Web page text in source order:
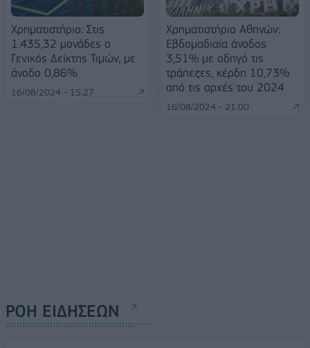
Χρηματιστήριο: Στις
1.435,32 μονάδες ο
Γενικός Δείκτης Τιμών, με
άνοδο 0,86%
16/08/2024 - 15:27
Χρηματιστήριο Αθηνών:
Εβδομαδιαία άνοδος
3,51% με οδηγό τις
τράπεζες, κέρδη 10,73%
από τις αρχές του 2024
16/08/2024 - 21:00
ΡΟΗ ΕΙΔΗΣΕΩΝ